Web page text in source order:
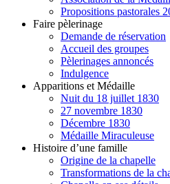
Propositions pastorales
Faire pèlerinage
Demande de réservation
Accueil des groupes
Pèlerinages annoncés
Indulgence
Apparitions et Médaille
Nuit du 18 juillet 1830
27 novembre 1830
Décembre 1830
Médaille Miraculeuse
Histoire d’une famille
Origine de la chapelle
Transformations de la